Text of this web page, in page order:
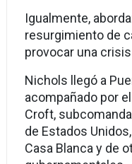
Igualmente,
resurgimiento de
provocar una
Nichols llegó a
acompañado por
Croft,
de Estados
Casa Blanca y de